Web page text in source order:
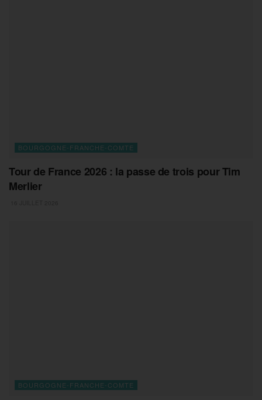
BOURGOGNE-FRANCHE-COMTE
Tour de France 2026 : la passe de trois pour Tim
Merlier
BOURGOGNE-FRANCHE-COMTE